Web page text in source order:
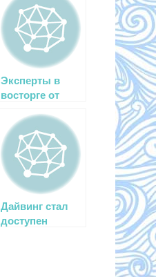
Эксперты в
восторге от
Брунее
Дайвинг стал
доступен